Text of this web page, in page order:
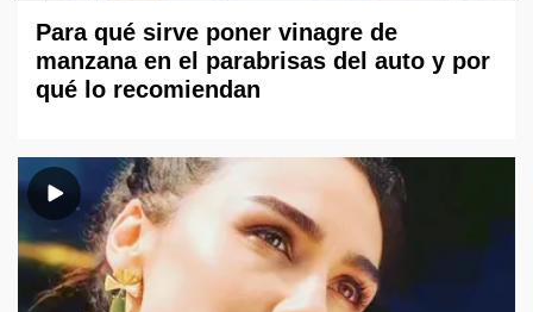
Para qué sirve poner vinagre de
manzana en el parabrisas del auto y por
qué lo recomiendan